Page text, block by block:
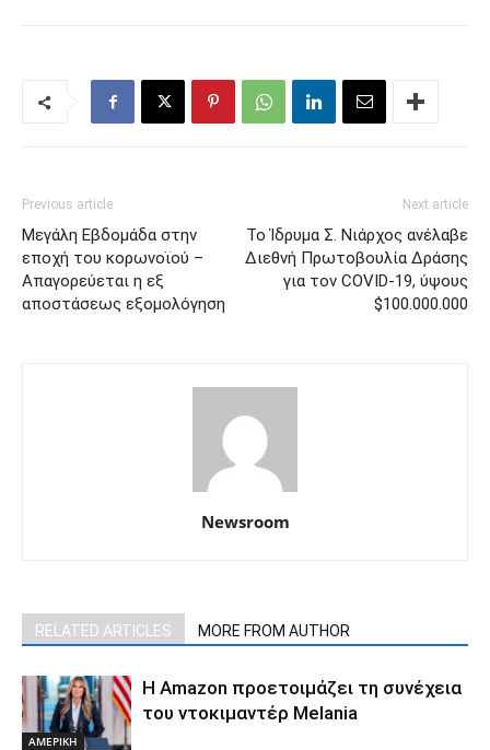
Previous article
Μεγάλη Εβδομάδα στην
εποχή του κορωνοϊού –
Απαγορεύεται η εξ
αποστάσεως εξομολόγηση
Next article
Το Ίδρυμα Σ. Νιάρχος ανέλαβε
Διεθνή Πρωτοβουλία Δράσης
για τον COVID-19, ύψους
$100.000.000
Newsroom
RELATED ARTICLES MORE FROM AUTHOR
ΑΜΕΡΙΚΗ
Η Amazon προετοιμάζει τη συνέχεια
του ντοκιμαντέρ Melania